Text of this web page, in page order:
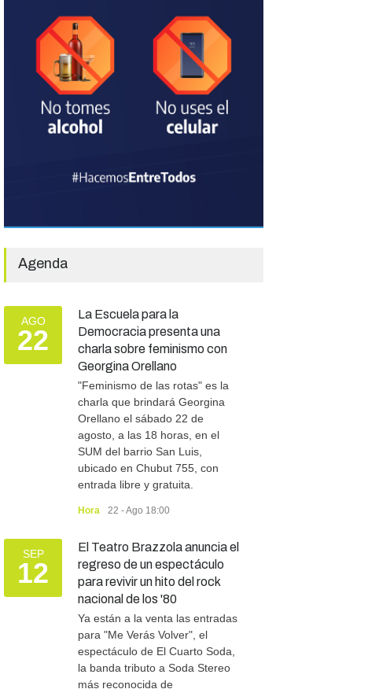
Agenda
AGO
22
La Escuela para la
Democracia presenta una
charla sobre feminismo con
Georgina Orellano
"Feminismo de las rotas" es la
charla que brindará Georgina
Orellano el sábado 22 de
agosto, a las 18 horas, en el
SUM del barrio San Luis,
ubicado en Chubut 755, con
entrada libre y gratuita.
Hora 22 - Ago 18:00
SEP
12
El Teatro Brazzola anuncia el
regreso de un espectáculo
para revivir un hito del rock
nacional de los '80
Ya están a la venta las entradas
para "Me Verás Volver", el
espectáculo de El Cuarto Soda,
la banda tributo a Soda Stereo
más reconocida de